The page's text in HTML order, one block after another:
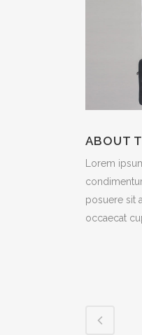
ABOUT
Lorem
posuere sit
occaecat